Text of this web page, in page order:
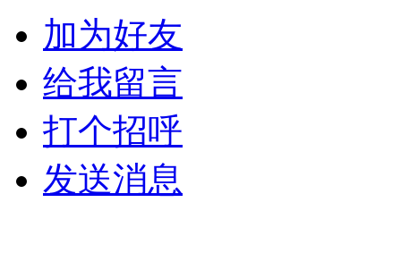
加为好友
给我留言
打个招呼
发送消息